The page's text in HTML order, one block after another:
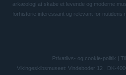
arkæologi at skabe et levende og moderne
forhistorie interessant og relevant for nutidens
Privatlivs- og cookie-politik |
Vikingeskibsmuseet: Vindeboder 12 . DK-